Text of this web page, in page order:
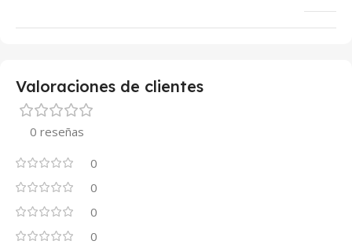
Valoraciones de clientes
0 reseñas
0
0
0
0